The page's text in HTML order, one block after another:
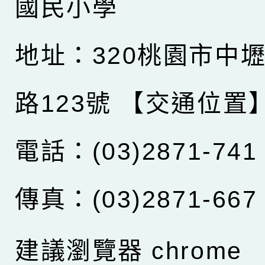
國民小學
地址：320桃園市中
路123號
【交通位置
電話：(03)2871-741
傳真：(03)2871-667
建議瀏覽器 chrome